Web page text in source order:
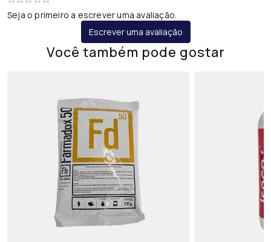
Seja o primeiro a escrever uma avaliação.
Escrever uma avaliação
Você também pode gostar